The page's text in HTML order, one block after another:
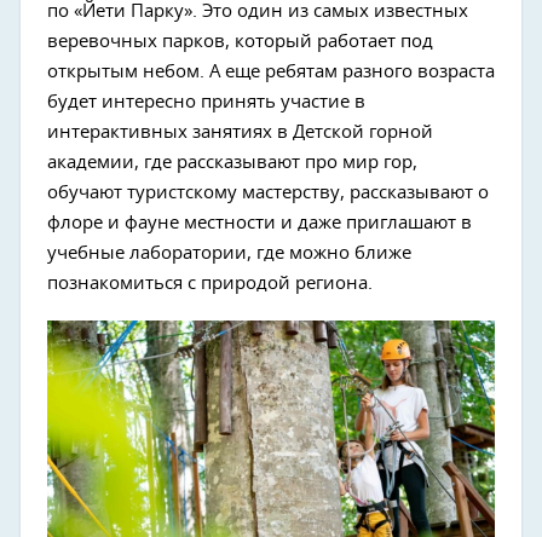
по «Йети Парку». Это один из самых известных
веревочных парков, который работает под
открытым небом. А еще ребятам разного возраста
будет интересно принять участие в
интерактивных занятиях в Детской горной
академии, где рассказывают про мир гор,
обучают туристскому мастерству, рассказывают о
флоре и фауне местности и даже приглашают в
учебные лаборатории, где можно ближе
познакомиться с природой региона.